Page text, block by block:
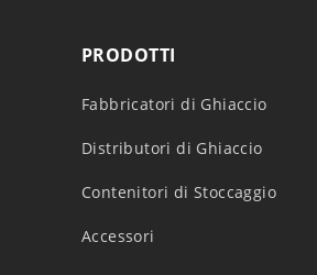
PRODOTTI
Fabbricatori di Ghiaccio
Distributori di Ghiaccio
Contenitori di Stoccaggio
Accessori